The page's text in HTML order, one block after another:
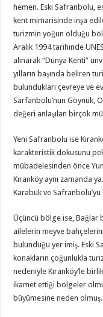
hemen. Eski Safranbolu,
kent mimarisinde inşa
turizmin yoğun olduğu
Aralık 1994 tarihinde
alınarak “Dünya Kenti”
yılların başında beliren
bulundukları çevreye ve
Sarfanbolu’nun Göynük,
değeri anlaşılan birçok
Yeni Safranbolu ise
karakteristik dokusunu
mübadelesinden önce
Kıranköy aynı zamanda
Karabük ve
Üçüncü bölge ise, Bağlar
ailelerin meyve
bulunduğu yer imiş. Eski
konakların çoğunlukla
nedeniyle Kıranköy’le
ikamet ettiği bölgeler
büyümesine neden olmuş.